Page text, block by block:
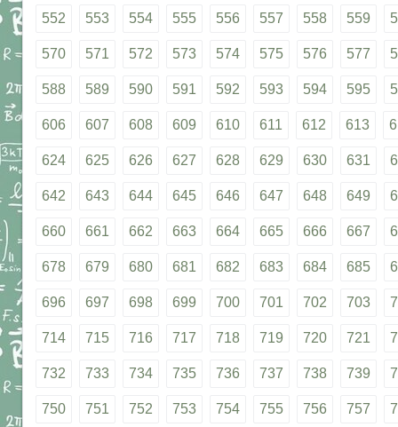
552 553 554 555 556 557 558 559
570 571 572 573 574 575 576 577
588 589 590 591 592 593 594 595
606 607 608 609 610 611 612 613
624 625 626 627 628 629 630 631
642 643 644 645 646 647 648 649
660 661 662 663 664 665 666 667
678 679 680 681 682 683 684 685
696 697 698 699 700 701 702 703
714 715 716 717 718 719 720 721
732 733 734 735 736 737 738 739
750 751 752 753 754 755 756 757